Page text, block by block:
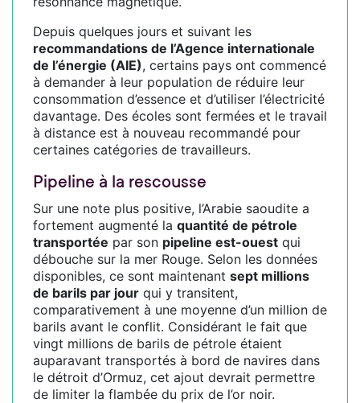
Depuis quelques jours et suivant les
recommandations de l’Agence internationale
de l’énergie (AIE), certains pays ont commencé
à demander à leur population de réduire leur
consommation d’essence et d’utiliser l’électricité
davantage. Des écoles sont fermées et le travail
à distance est à nouveau recommandé pour
certaines catégories de travailleurs.
Pipeline à la rescousse
Sur une note plus positive, l’Arabie saoudite a
fortement augmenté la quantité de pétrole
transportée par son pipeline est-ouest qui
débouche sur la mer Rouge. Selon les données
disponibles, ce sont maintenant sept millions
de barils par jour qui y transitent,
comparativement à une moyenne d’un million de
barils avant le conflit. Considérant le fait que
vingt millions de barils de pétrole étaient
auparavant transportés à bord de navires dans
le détroit d’Ormuz, cet ajout devrait permettre
de limiter la flambée du prix de l’or noir.